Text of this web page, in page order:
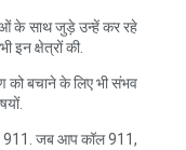
के साथ जुड़े उन्हें कर रहे
इन क्षेत्रों की.
को बचाने के लिए भी संभव
911. जब आप कॉल 911,